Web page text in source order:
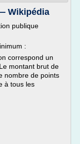
Wikipédia
publique
:
correspond un
montant brut de
nombre de points
à tous les